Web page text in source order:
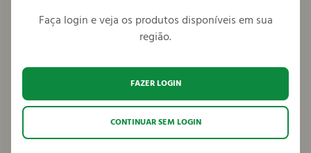
Seja parceiro
Faça login e veja os produtos disponíveis em sua
região.
FAZER LOGIN
CONTINUAR SEM LOGIN